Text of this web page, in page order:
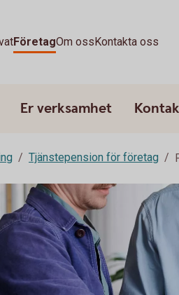
FöretagOm ossKontakta oss
Er verksamhet
Tjänstepension för företag